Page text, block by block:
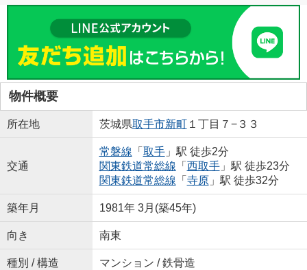
物件概要
所在地 茨城県取手市新町１丁目７−３３
交通
常磐線 「 取手」駅 徒歩2分
関東鉄道常総線 「 西取手」駅 徒歩23分
関東鉄道常総線 「 寺原」駅 徒歩32分
築年月 1981年 3月(築45年)
向き 南東
種別 / 構造 マンション / 鉄骨造